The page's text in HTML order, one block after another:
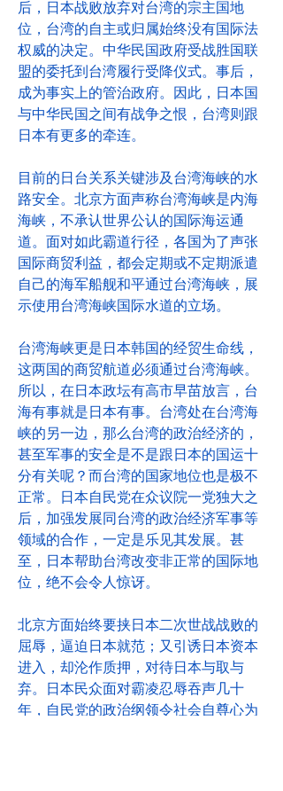
后，日本战败放弃对台湾的宗主国地
位，台湾的自主或归属始终没有国际法
权威的决定。中华民国政府受战胜国联
盟的委托到台湾履行受降仪式。事后，
成为事实上的管治政府。因此，日本国
与中华民国之间有战争之恨，台湾则跟
日本有更多的牵连。
目前的日台关系关键涉及台湾海峡的水
路安全。北京方面声称台湾海峡是内海
海峡，不承认世界公认的国际海运通
道。面对如此霸道行径，各国为了声张
国际商贸利益，都会定期或不定期派遣
自己的海军船舰和平通过台湾海峡，展
示使用台湾海峡国际水道的立场。
台湾海峡更是日本韩国的经贸生命线，
这两国的商贸航道必须通过台湾海峡。
所以，在日本政坛有高市早苗放言，台
海有事就是日本有事。台湾处在台湾海
峡的另一边，那么台湾的政治经济的，
甚至军事的安全是不是跟日本的国运十
分有关呢？而台湾的国家地位也是极不
正常。日本自民党在众议院一党独大之
后，加强发展同台湾的政治经济军事等
领域的合作，一定是乐见其发展。甚
至，日本帮助台湾改变非正常的国际地
位，绝不会令人惊讶。
北京方面始终要挟日本二次世战战败的
屈辱，逼迫日本就范；又引诱日本资本
进入，却沦作质押，对待日本与取与
弃。日本民众面对霸凌忍辱吞声几十
年，自民党的政治纲领令社会自尊心为